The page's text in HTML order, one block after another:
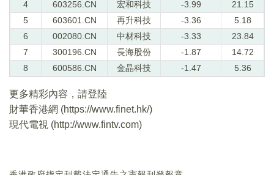
4
603256.CN 宏和科技 -3.99
21.15
5
603601.CN 再升科技 -3.36
5.18
6
002080.CN 中材科技 -3.33
23.84
7
300196.CN 長海股份 -1.87
14.72
8
600586.CN 金晶科技 -1.47 5.36
更多精彩內容，請登陸
財華香港網 (https://www.finet.hk/)
現代電視 (http://www.fintv.com)